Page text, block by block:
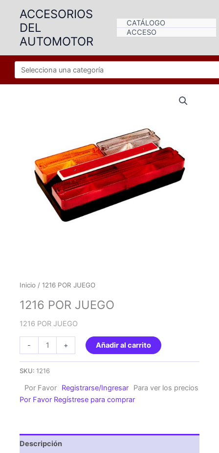
contenido
ACCESORIOS
DEL
AUTOMOTOR
CATÁLOGO
ACCESO
Inicio / 1216 POR JUEGO
1216 POR JUEGO
1216 POR JUEGO
-
POR
+ Añadir al carrito
SKU: 1216
Por Favor Registrarse/Ingresar
Para ver los precios
Por Favor Regístrese para comprar
Descripción